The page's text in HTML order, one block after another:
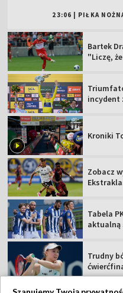
23:06 PIŁKA
Bartek
"Liczę,
incydent
Kroniki
Zobacz
Tabela
aktualną
Trudny